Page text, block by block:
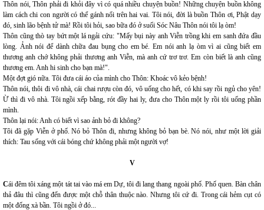
Thôn nói, Thôn phải đi khỏi đây vì có quá nhiều chuyện buồn! Những chuyện buồn không
làm cách chi con người có thể gánh nổi trên hai vai. Tôi nói, đời là buồn Thôn ơi, Phật dạy
đó, sinh lão bệnh tử mà! Rồi tôi hỏi, sao bữa đó ở suối Sóc Nâu Thôn nói tôi lạ òm!
Thôn cũng thò tay bứt một lá ngải cứu: "Mấy bụi này anh Viễn trồng khi em sanh đứa đầu
lòng. Ảnh nói để dành chữa đau bụng cho em bé. Em nói anh lạ òm vì ai cũng biết em
thương anh chớ không phải thương anh Viễn, mà anh cứ trơ trơ. Em còn biết là anh cũng
thương em. Anh hi sinh cho bạn mà!".
Một đợt gió nữa. Tôi đưa cái áo của mình cho Thôn: Khoác vô kẻo bệnh!
Thôn nói, thôi đi vô nhà, cái chai rượu còn đó, vô uống cho hết, có khi say rồi ngủ cho yên!
Ừ thì đi vô nhà. Tôi ngồi xếp bằng, rót đầy hai ly, đưa cho Thôn một ly rồi tôi uống phần
mình.
Thôn lại nói: Anh có biết vì sao ảnh bỏ đi không?
Tôi đã gặp Viễn ở phố. Nó bỏ Thôn đi, nhưng không bỏ bạn bè. Nó nói, như một lời giải
thích: Tau sống với cái bóng chứ không phải một người vợ!
V
Cái đêm tôi xáng một tát tai vào má em Dự, tôi đi lang thang ngoài phố. Phố quen. Bàn chân
thả đâu thì cũng đến được một chỗ thân thuộc nào. Nhưng tôi cứ đi. Trong cái hẻm cụt có
một đống xà bần. Tôi ngồi ở đó...